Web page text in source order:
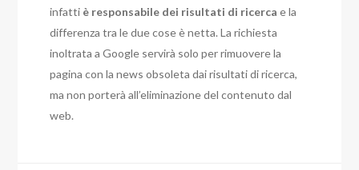
infatti è responsabile dei risultati di ricerca e la
differenza tra le due cose è netta. La richiesta
inoltrata a Google servirà solo per rimuovere la
pagina con la news obsoleta dai risultati di ricerca,
ma non porterà all’eliminazione del contenuto dal
web.